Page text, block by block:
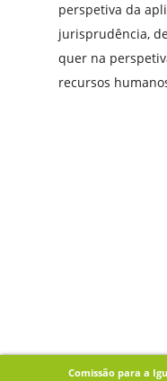
perspetiva da
jurisprudência,
quer na
recursos
Comissão para a